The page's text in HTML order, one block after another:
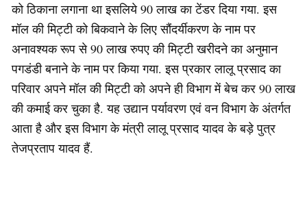
को ठिकाना लगाना था इसलिये 90 लाख का टेंडर दिया गया. इस
मॉल की मिट्टी को बिकवाने के लिए सौंदर्यीकरण के नाम पर
अनावश्यक रूप से 90 लाख रुपए की मिट्टी खरीदने का अनुमान
पगडंडी बनाने के नाम पर किया गया. इस प्रकार लालू प्रसाद का
परिवार अपने मॉल की मिट्टी को अपने ही विभाग में बेच कर 90 लाख
की कमाई कर चुका है. यह उद्यान पर्यावरण एवं वन विभाग के अंतर्गत
आता है और इस विभाग के मंत्री लालू प्रसाद यादव के बड़े पुत्र
तेजप्रताप यादव हैं.